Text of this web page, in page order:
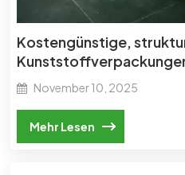
Kostengünstige,
Umgebungen.
November 10, 2025
Mehr Lesen